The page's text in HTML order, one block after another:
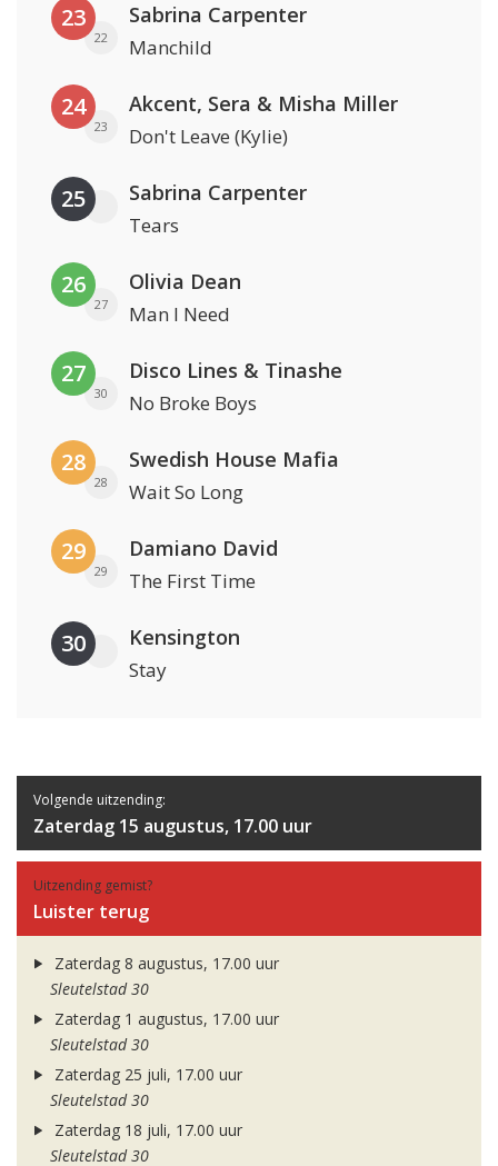
23
22
Sabrina Carpenter
Manchild
24
23
Akcent, Sera & Misha Miller
Don't Leave (Kylie)
25 Sabrina Carpenter
Tears
26
27
Olivia Dean
Man I Need
27
30
Disco Lines & Tinashe
No Broke Boys
28
28
Swedish House Mafia
Wait So Long
29
29
Damiano David
The First Time
30 Kensington
Stay
Volgende uitzending:
Zaterdag 15 augustus, 17.00 uur
Uitzending gemist?
Luister terug
Zaterdag 8 augustus, 17.00 uur
Sleutelstad 30
Zaterdag 1 augustus, 17.00 uur
Sleutelstad 30
Zaterdag 25 juli, 17.00 uur
Sleutelstad 30
Zaterdag 18 juli, 17.00 uur
Sleutelstad 30